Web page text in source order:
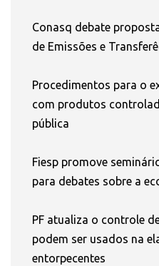
Conasq debate
de Emissões e
Procedimentos para o
com produtos
pública
Fiesp promove
para debates sobre a
PF atualiza o controle
podem ser usados na
entorpecentes